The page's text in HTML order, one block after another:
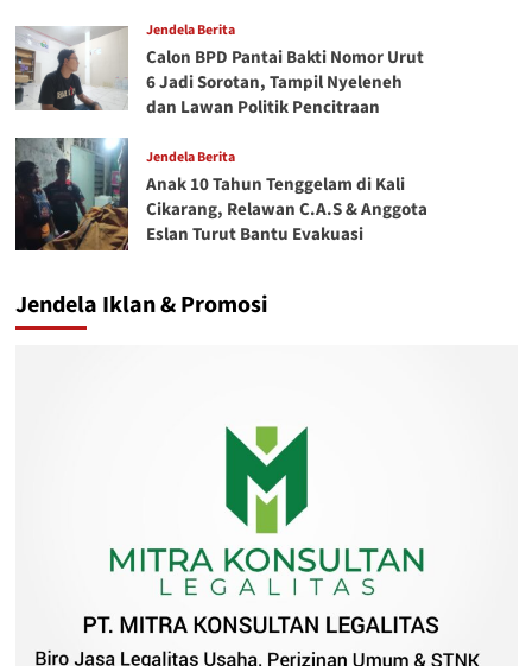
Jendela Berita
Calon BPD Pantai Bakti Nomor Urut
6 Jadi Sorotan, Tampil Nyeleneh
dan Lawan Politik Pencitraan
Jendela Berita
Anak 10 Tahun Tenggelam di Kali
Cikarang, Relawan C.A.S & Anggota
Eslan Turut Bantu Evakuasi
Jendela Iklan & Promosi